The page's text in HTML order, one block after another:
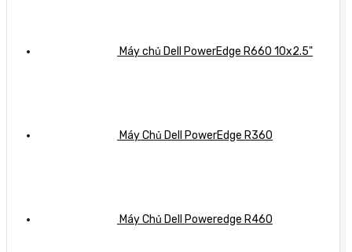
Máy chủ Dell PowerEdge R660 10x2.5"
Máy Chủ Dell PowerEdge R360
Máy Chủ Dell Poweredge R460